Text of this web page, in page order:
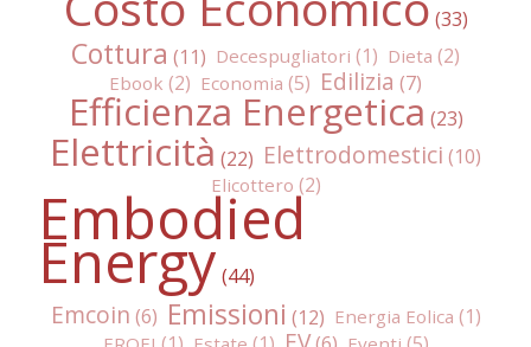
Cottura Decespugliatori
Dieta
Ebook
Economia Edilizia
Efficienza Energetica
Elettricità
Elettrodomestici
Elicottero
Embodied
Energy
Emcoin Emissioni
Energia Eolica